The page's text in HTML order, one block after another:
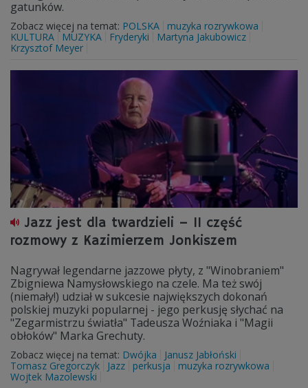
gatunków.
Zobacz więcej na temat: POLSKA
muzyka rozrywkowa
KULTURA
MUZYKA Fryderyki
Martyna Jakubowicz
Krzysztof Meyer
Jazz jest dla twardzieli – II część
rozmowy z Kazimierzem Jonkiszem
Nagrywał legendarne jazzowe płyty, z "Winobraniem"
Zbigniewa Namysłowskiego na czele. Ma też swój
(niemały!) udział w sukcesie największych dokonań
polskiej muzyki popularnej - jego perkusję słychać na
"Zegarmistrzu światła" Tadeusza Woźniaka i "Magii
obłoków" Marka Grechuty.
Zobacz więcej na temat: Dwójka
Janusz Jabłoński
Tomasz Gregorczyk
Jazz perkusja
muzyka rozrywkowa
Wojtek Mazolewski